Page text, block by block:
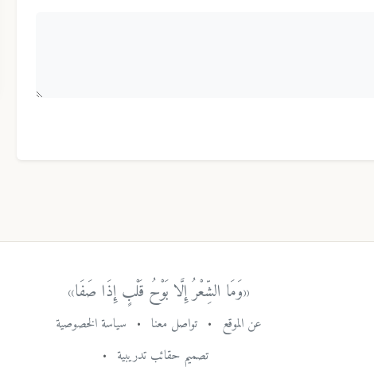
«وَمَا الشِّعْرُ إِلَّا بَوْحُ قَلْبٍ إِذَا صَفَا»
عن الموقع • تواصل معنا • سياسة الخصوصية
تصميم حقائب تدريبية •